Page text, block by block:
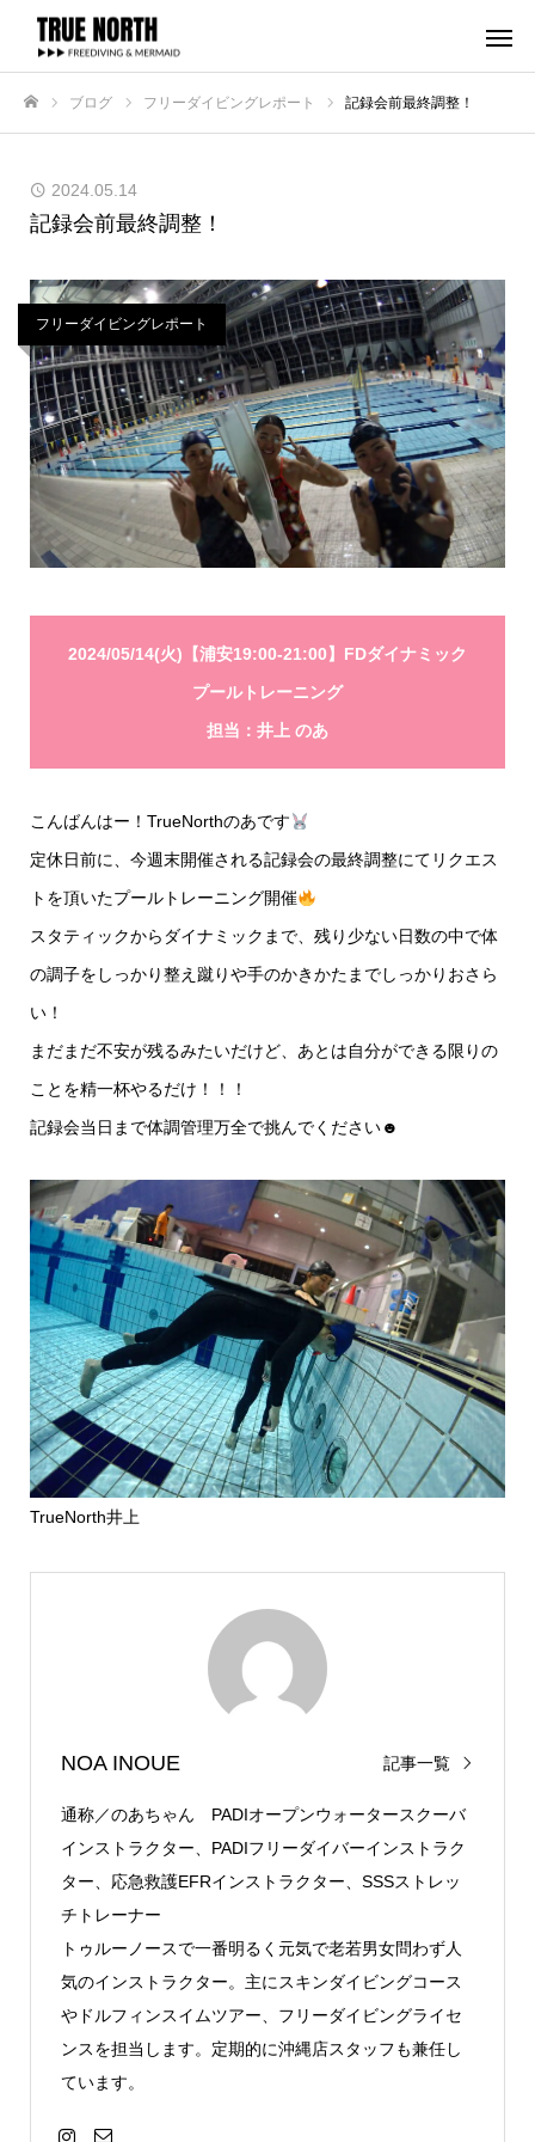
ブログ フリーダイビングレポート 記録会前最終調整！
2024.05.14
記録会前最終調整！
フリーダイビングレポート
2024/05/14(火)【浦安19:00-21:00】FDダイナミック
プールトレーニング
担当：井上 のあ
こんばんはー！TrueNorthのあです
定休日前に、今週末開催される記録会の最終調整にてリクエス
トを頂いたプールトレーニング開催
スタティックからダイナミックまで、残り少ない日数の中で体
の調子をしっかり整え蹴りや手のかきかたまでしっかりおさら
い！
まだまだ不安が残るみたいだけど、あとは自分ができる限りの
ことを精一杯やるだけ！！！
記録会当日まで体調管理万全で挑んでください☻
TrueNorth井上
NOA INOUE 記事一覧
通称／のあちゃん PADIオープンウォータースクーバ
インストラクター、PADIフリーダイバーインストラク
ター、応急救護EFRインストラクター、SSSストレッ
チトレーナー
トゥルーノースで一番明るく元気で老若男女問わず人
気のインストラクター。主にスキンダイビングコース
やドルフィンスイムツアー、フリーダイビングライセ
ンスを担当します。定期的に沖縄店スタッフも兼任し
ています。